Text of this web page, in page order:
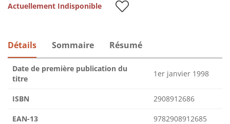
Actuellement Indisponible
Détails Sommaire Résumé
Date de première publication du
titre
1er janvier 1998
ISBN 2908912686
EAN-13 9782908912685